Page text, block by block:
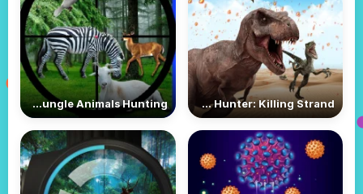
Dino Hunter: Killing Strand
Real Jungle Animals Hunting